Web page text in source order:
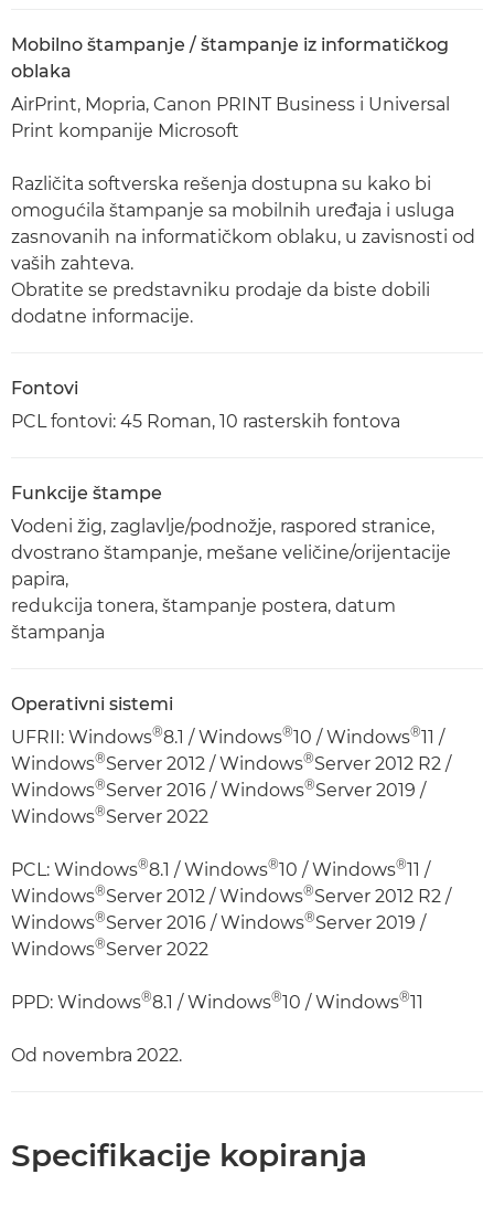
Mobilno štampanje / štampanje iz informatičkog
oblaka
AirPrint, Mopria, Canon PRINT Business i Universal
Print kompanije Microsoft
Različita softverska rešenja dostupna su kako bi
omogućila štampanje sa mobilnih uređaja i usluga
zasnovanih na informatičkom oblaku, u zavisnosti od
vaših zahteva.
Obratite se predstavniku prodaje da biste dobili
dodatne informacije.
Fontovi
PCL fontovi: 45 Roman, 10 rasterskih fontova
Funkcije štampe
Vodeni žig, zaglavlje/podnožje, raspored stranice,
dvostrano štampanje, mešane veličine/orijentacije
papira,
redukcija tonera, štampanje postera, datum
štampanja
Operativni sistemi
UFRII: Windows®8.1 / Windows®10 / Windows®11 /
Windows®Server 2012 / Windows®Server 2012 R2 /
Windows®Server 2016 / Windows®Server 2019 /
Windows®Server 2022
PCL: Windows®8.1 / Windows®10 / Windows®11 /
Windows®Server 2012 / Windows®Server 2012 R2 /
Windows®Server 2016 / Windows®Server 2019 /
Windows®Server 2022
PPD: Windows®8.1 / Windows®10 / Windows®11
Od novembra 2022.
Specifikacije kopiranja